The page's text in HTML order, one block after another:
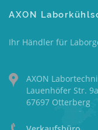
AXON
Ihr Händler für
AXON
Lauenhöfer Str. 9a
67697 Otterberg